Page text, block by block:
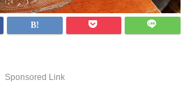
Sponsored Link